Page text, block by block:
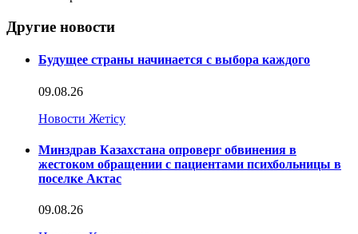
Другие новости
Будущее страны начинается с выбора каждого
09.08.26
Новости Жетісу
Минздрав Казахстана опроверг обвинения в
жестоком обращении с пациентами психбольницы в
поселке Актас
09.08.26